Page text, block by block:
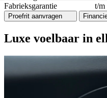
Fabrieksgarantie
t/m
Proefrit aanvragen
Luxe voelbaar in